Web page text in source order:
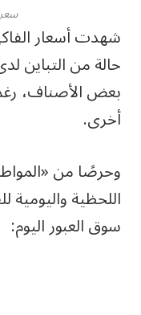
حالة من التباين
بعض الأصناف،
أخرى.
وحرصًا من
اللحظية واليومية
سوق العبور اليوم: